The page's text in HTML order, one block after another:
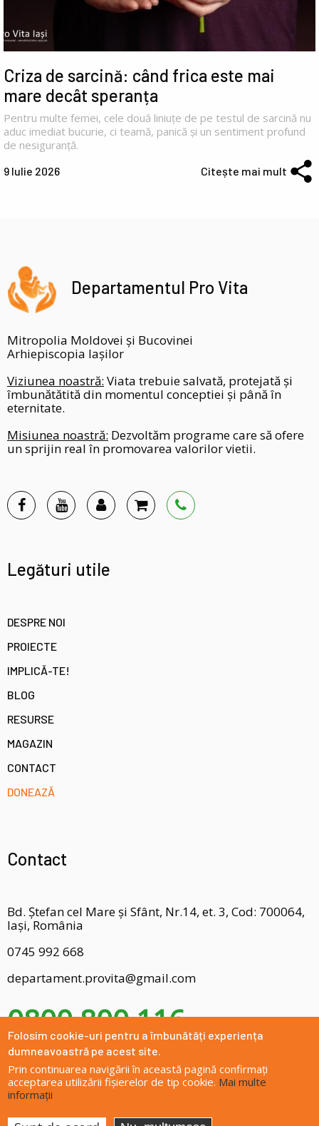
Criza de sarcină: când frica este mai
mare decât speranța
Pentru multe femei, cele două liniuțe de pe testul de sarcină nu
aduc imediat bucurie, ci teamă, panică și un sentiment profund
de nesiguranță.
9 Iulie 2026 Citește mai mult
Departamentul Pro Vita
Mitropolia Moldovei și Bucovinei
Arhiepiscopia Iașilor
Viziunea noastră: Viata trebuie salvată, protejată și
îmbunătătită din momentul conceptiei și până în
eternitate.
Misiunea noastră: Dezvoltăm programe care să ofere
un sprijin real în promovarea valorilor vietii.
Legături utile
DESPRE NOI
PROIECTE
IMPLICĂ-TE!
BLOG
RESURSE
MAGAZIN
CONTACT
DONEAZĂ
Contact
Bd. Ștefan cel Mare și Sfânt, Nr.14, et. 3, Cod: 700064,
Iași, România
0745 992 668
departament.provita@gmail.com
0800 800 116
Folosim cookie-uri pentru a îmbunătăți experiența
dumneavoastră pe acest site.
Prin continuarea navigării în această pagină confirmați
acceptarea utilizării fișierelor de tip cookie. Mai multe
informații